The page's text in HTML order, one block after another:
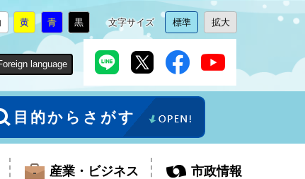
に
更
背
色
を
黄
に
更
背
色
を
青
に
更
背
景
黒
に
変
文字サイズ
文
字
サ
イ
を
標準
に
変
文
字
サ
イ
拡大
に
変
language
目的からさがす
産業・ビジネス 市政情報